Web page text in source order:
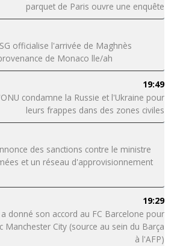
parquet de Paris ouvre une enquête
officialise l'arrivée de Maghnès
de Monaco lle/ah
19:49
condamne la Russie et l'Ukraine pour
leurs frappes dans des zones civiles
des sanctions contre le ministre
et un réseau d'approvisionnement
19:29
donné son accord au FC Barcelone pour
Manchester City (source au sein du Barça
à l'AFP)